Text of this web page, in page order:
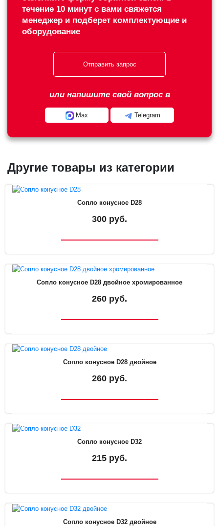
течение 10 минут с вами свяжется
менеджер и подберет комплектующие и
оборудование
Отправить запрос
или напишите свой вопрос в
Max Telegram
Другие товары из категории
Сопло конусное D28
300 руб.
Сопло конусное D28 двойное хромированное
260 руб.
Сопло конусное D28 двойное
260 руб.
Сопло конусное D32
215 руб.
Сопло конусное D32 двойное